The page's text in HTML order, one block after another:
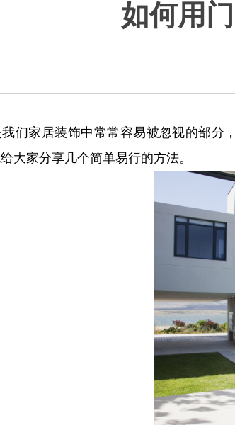
如何用
们家居装饰中常常容易被忽视的部分
大家分享几个简单易行的方法。